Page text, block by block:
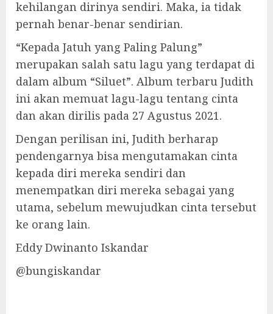
kehilangan dirinya sendiri. Maka, ia tidak
pernah benar-benar sendirian.
“Kepada Jatuh yang Paling Palung”
merupakan salah satu lagu yang terdapat di
dalam album “Siluet”. Album terbaru Judith
ini akan memuat lagu-lagu tentang cinta
dan akan dirilis pada 27 Agustus 2021.
Dengan perilisan ini, Judith berharap
pendengarnya bisa mengutamakan cinta
kepada diri mereka sendiri dan
menempatkan diri mereka sebagai yang
utama, sebelum mewujudkan cinta tersebut
ke orang lain.
Eddy Dwinanto Iskandar
@bungiskandar